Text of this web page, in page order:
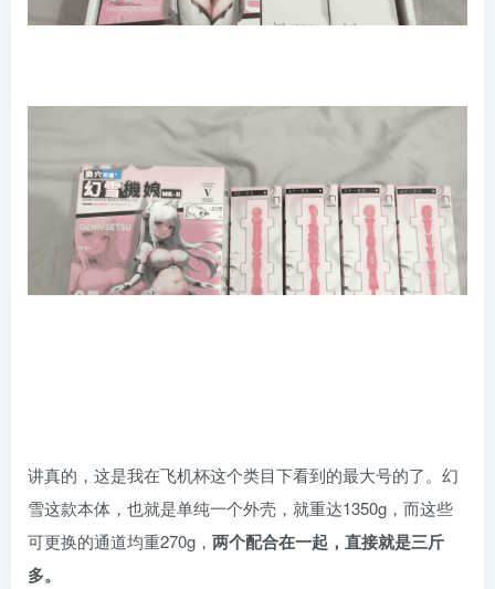
讲真的，这是我在飞机杯这个类目下看到的最大号的了。幻
雪这款本体，也就是单纯一个外壳，就重达1350g，而这些
可更换的通道均重270g， 两个配合在一起，直接就是三斤
多。